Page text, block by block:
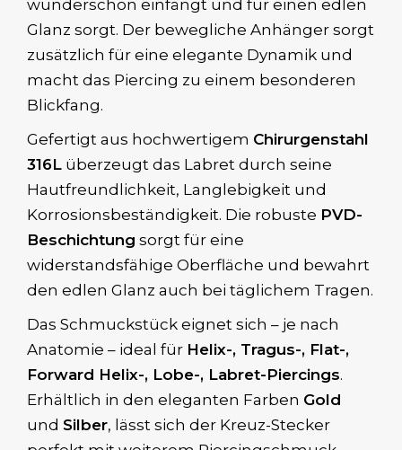
wunderschön einfängt und für einen edlen
Glanz sorgt. Der bewegliche Anhänger sorgt
zusätzlich für eine elegante Dynamik und
macht das Piercing zu einem besonderen
Blickfang.
Gefertigt aus hochwertigem Chirurgenstahl
316L überzeugt das Labret durch seine
Hautfreundlichkeit, Langlebigkeit und
Korrosionsbeständigkeit. Die robuste PVD-
Beschichtung sorgt für eine
widerstandsfähige Oberfläche und bewahrt
den edlen Glanz auch bei täglichem Tragen.
Das Schmuckstück eignet sich – je nach
Anatomie – ideal für Helix-, Tragus-, Flat-,
Forward Helix-, Lobe-, Labret-Piercings.
Erhältlich in den eleganten Farben Gold
und Silber, lässt sich der Kreuz-Stecker